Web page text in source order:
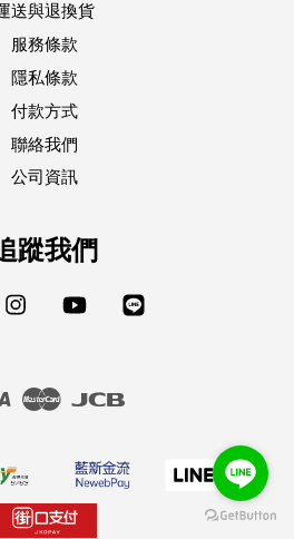
送與退換貨
服務條款
隱私條款
付款方式
聯絡我們
公司資訊
蹤我們
Instagram YouTube
Visa Master JCB